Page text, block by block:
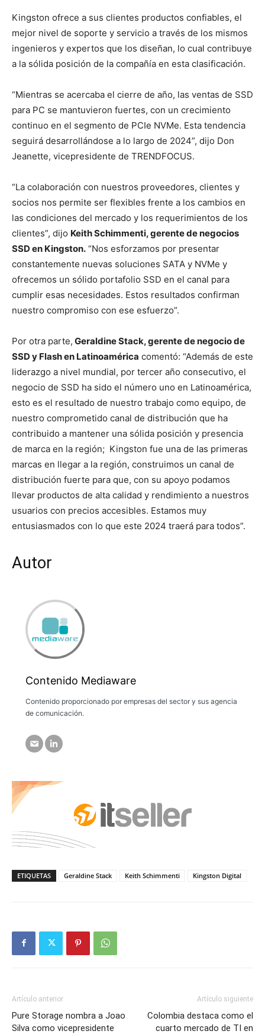
Kingston ofrece a sus clientes productos confiables, el
mejor nivel de soporte y servicio a través de los mismos
ingenieros y expertos que los diseñan, lo cual contribuye
a la sólida posición de la compañía en esta clasificación.
“Mientras se acercaba el cierre de año, las ventas de SSD
para PC se mantuvieron fuertes, con un crecimiento
continuo en el segmento de PCIe NVMe. Esta tendencia
seguirá desarrollándose a lo largo de 2024”, dijo Don
Jeanette, vicepresidente de TRENDFOCUS.
“La colaboración con nuestros proveedores, clientes y
socios nos permite ser flexibles frente a los cambios en
las condiciones del mercado y los requerimientos de los
clientes”, dijo Keith Schimmenti, gerente de negocios
SSD en Kingston. “Nos esforzamos por presentar
constantemente nuevas soluciones SATA y NVMe y
ofrecemos un sólido portafolio SSD en el canal para
cumplir esas necesidades. Estos resultados confirman
nuestro compromiso con ese esfuerzo”.
Por otra parte, Geraldine Stack, gerente de negocio de
SSD y Flash en Latinoamérica comentó: “Además de este
liderazgo a nivel mundial, por tercer año consecutivo, el
negocio de SSD ha sido el número uno en Latinoamérica,
esto es el resultado de nuestro trabajo como equipo, de
nuestro comprometido canal de distribución que ha
contribuido a mantener una sólida posición y presencia
de marca en la región; Kingston fue una de las primeras
marcas en llegar a la región, construimos un canal de
distribución fuerte para que, con su apoyo podamos
llevar productos de alta calidad y rendimiento a nuestros
usuarios con precios accesibles. Estamos muy
entusiasmados con lo que este 2024 traerá para todos”.
Autor
Contenido Mediaware
Contenido proporcionado por empresas del sector y sus agencia
de comunicación.
ETIQUETAS Geraldine Stack Keith Schimmenti Kingston Digital
Artículo anterior
Pure Storage nombra a Joao
Silva como vicepresidente
Artículo siguiente
Colombia destaca como el
cuarto mercado de TI en